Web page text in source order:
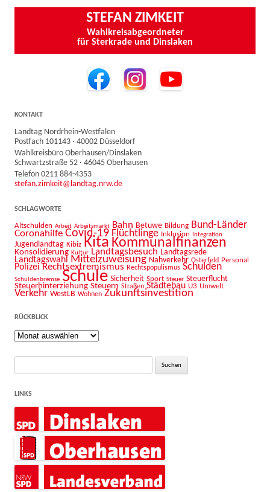
STEFAN ZIMKEIT
Wahlkreisabgeordneter
für Sterkrade und Dinslaken
KONTAKT
Landtag Nordrhein-Westfalen
Postfach 101143 · 40002 Düsseldorf
Wahlkreisbüro Oberhausen/Dinslaken
Schwartzstraße 52 · 46045 Oberhausen
Telefon 0211 884-4353
stefan.zimkeit@landtag.nrw.de
SCHLAGWORTE
Altschulden Arbeit Arbeitsmarkt Bahn Betuwe Bildung Bund-Länder
Coronahilfe Covid-19 Flüchtlinge Inklusion Integration
Jugendlandtag Kibiz Kita Kommunalfinanzen
Konsolidierung Kultur Landtagsbesuch Landtagsrede
Landtagswahl Mittelzuweisung Nahverkehr Osterfeld Personal
Polizei Rechtsextremismus Rechtspopulismus Schulden
Schuldenbremse Schule Sicherheit Sport Steuer Steuerflucht
Steuerhinterziehung Steuern Straßen Städtebau U3 Umwelt
Verkehr WestLB Wohnen Zukunftsinvestition
RÜCKBLICK
Rückblick
LINKS